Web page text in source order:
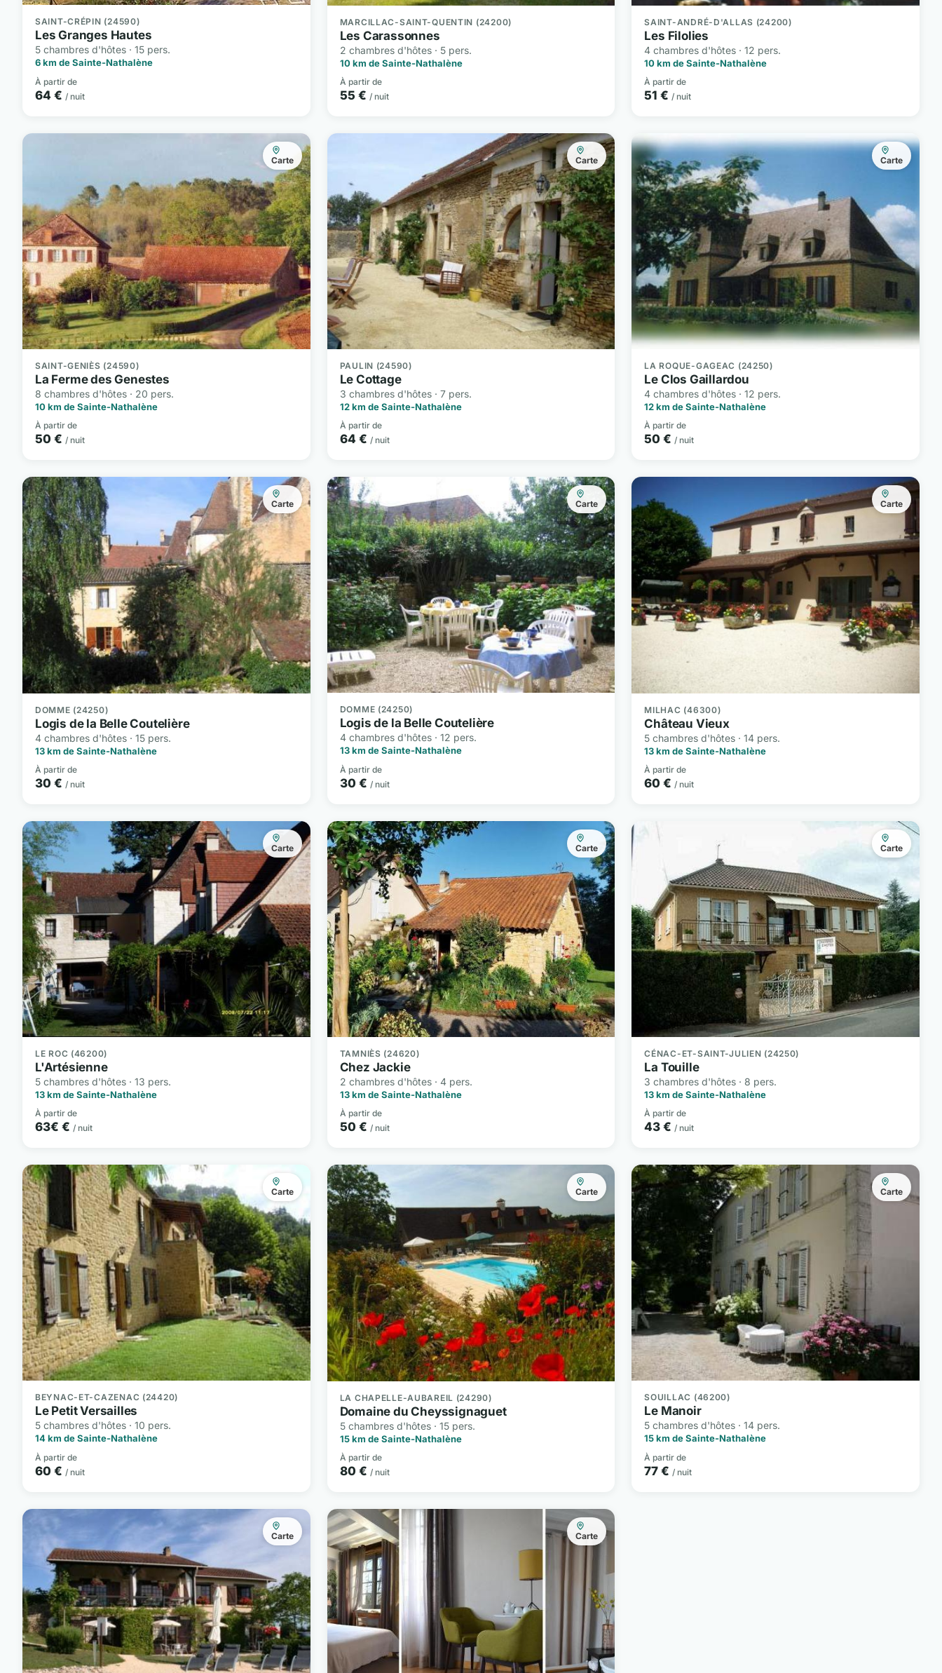
SAINT-CRÉPIN (24590)
Les Granges Hautes
5 chambres d'hôtes · 15 pers.
6 km de Sainte-Nathalène
À partir de
64 € / nuit
MARCILLAC-SAINT-QUENTIN (24200)
Les Carassonnes
2 chambres d'hôtes · 5 pers.
10 km de Sainte-Nathalène
À partir de
55 € / nuit
SAINT-ANDRÉ-D'ALLAS (24200)
Les Filolies
4 chambres d'hôtes · 12 pers.
10 km de Sainte-Nathalène
À partir de
51 € / nuit
Carte
SAINT-GENIÈS (24590)
La Ferme des Genestes
8 chambres d'hôtes · 20 pers.
10 km de Sainte-Nathalène
À partir de
50 € / nuit
Carte
PAULIN (24590)
Le Cottage
3 chambres d'hôtes · 7 pers.
12 km de Sainte-Nathalène
À partir de
64 € / nuit
Carte
LA ROQUE-GAGEAC (24250)
Le Clos Gaillardou
4 chambres d'hôtes · 12 pers.
12 km de Sainte-Nathalène
À partir de
50 €/ nuit
Carte
DOMME (24250)
Logis de la Belle Coutelière
4 chambres d'hôtes · 15 pers.
13 km de Sainte-Nathalène
À partir de
30 € / nuit
Carte
DOMME (24250)
Logis de la Belle Coutelière
4 chambres d'hôtes · 12 pers.
13 km de Sainte-Nathalène
À partir de
30 € / nuit
Carte
MILHAC (46300)
Château Vieux
5 chambres d'hôtes · 14 pers.
13 km de Sainte-Nathalène
À partir de
60 € / nuit
Carte
LE ROC (46200)
L'Artésienne
5 chambres d'hôtes · 13 pers.
13 km de Sainte-Nathalène
À partir de
63€ € / nuit
Carte
TAMNIÈS (24620)
Chez Jackie
2 chambres d'hôtes · 4 pers.
13 km de Sainte-Nathalène
À partir de
50 € / nuit
Carte
CÉNAC-ET-SAINT-JULIEN (24250)
La Touille
3 chambres d'hôtes · 8 pers.
13 km de Sainte-Nathalène
À partir de
43 €/ nuit
Carte
BEYNAC-ET-CAZENAC (24420)
Le Petit Versailles
5 chambres d'hôtes · 10 pers.
14 km de Sainte-Nathalène
À partir de
60 € / nuit
Carte
LA CHAPELLE-AUBAREIL (24290)
Domaine du Cheyssignaguet
5 chambres d'hôtes · 15 pers.
15 km de Sainte-Nathalène
À partir de
80 € / nuit
Carte
SOUILLAC (46200)
Le Manoir
5 chambres d'hôtes · 14 pers.
15 km de Sainte-Nathalène
À partir de
77 € / nuit
Carte Carte